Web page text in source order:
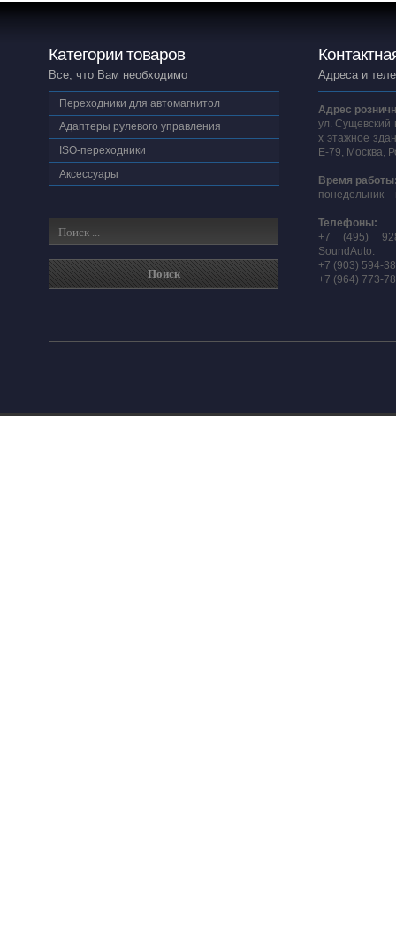
Категории товаров
Все, что Вам необходимо
Переходники для автомагнитол
Адаптеры рулевого управления
ISO-переходники
Аксессуары
Адреса и
Адрес
ул. Сущевский
х этажное
E-79, Москва,
Время
понедельник –
Телефоны:
+7 (495)
SoundAuto.
+7 (903) 594-
+7 (964) 773-